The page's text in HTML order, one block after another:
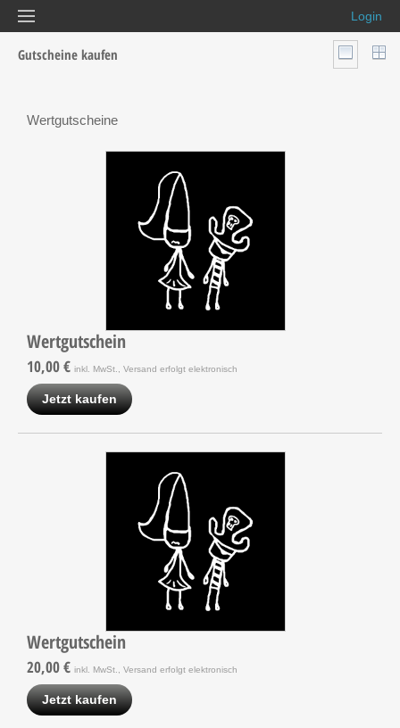
Login
Gutscheine kaufen
Wertgutscheine
Wertgutschein
10,00 € inkl. MwSt., Versand erfolgt elektronisch
Jetzt kaufen
Wertgutschein
20,00 € inkl. MwSt., Versand erfolgt elektronisch
Jetzt kaufen